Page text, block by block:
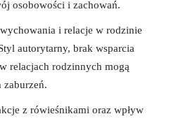
⁤osobowości i zachowań.
i relacje w rodzinie
autorytarny, brak wsparcia
relacjach rodzinnych ‌mogą⁢
zaburzeń.
z rówieśnikami oraz wpływ